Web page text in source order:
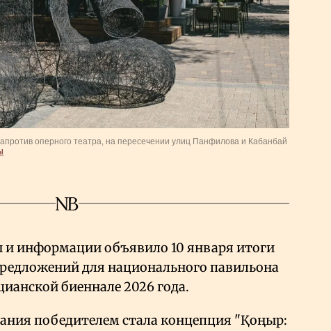
оперного театра, на пересечении улиц Панфилова и Кабанбай
и информации объявило 10 января итоги
для национального павильона
биеннале 2026 года.
победителем стала концепция "Қоңыр: